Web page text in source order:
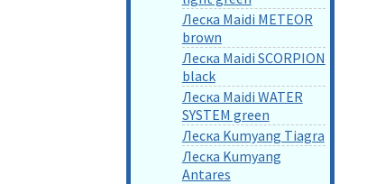
Леска Maidi METEOR
brown
Леска Maidi SCORPION
black
Леска Maidi WATER
SYSTEM green
Леска Kumyang Tiagra
Леска Kumyang
Antares